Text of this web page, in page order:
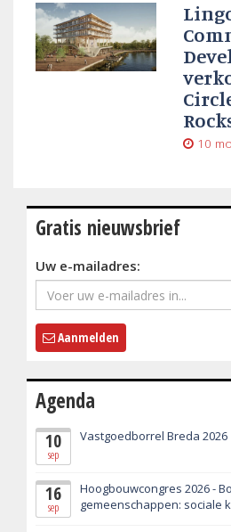
10
Gratis nieuwsbrief
Uw e-mailadres:
Aanmelden
Agenda
10
sep
Vastgoedborrel Breda 2026
16
sep
Hoogbouwcongres 2026 -
gemeenschappen: sociale